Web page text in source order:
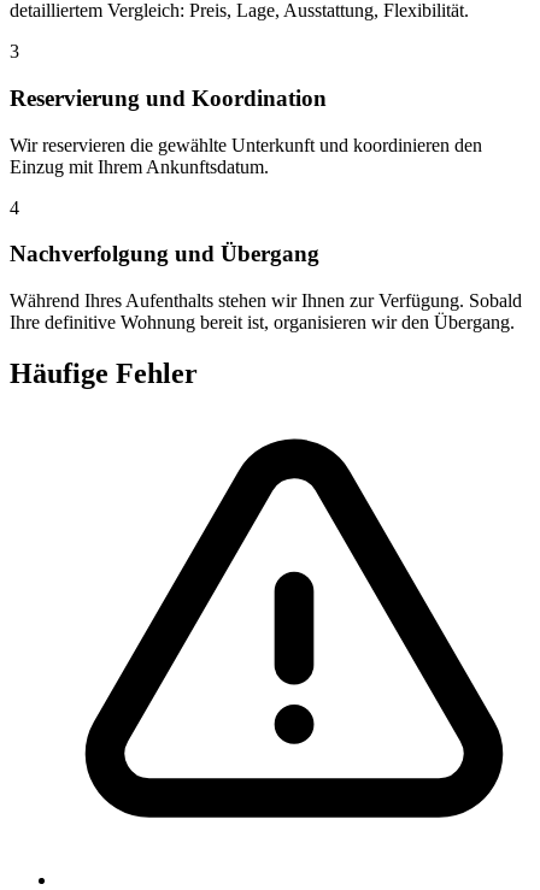
detailliertem Vergleich: Preis, Lage, Ausstattung, Flexibilität.
3
Reservierung und Koordination
Wir reservieren die gewählte Unterkunft und koordinieren den
Einzug mit Ihrem Ankunftsdatum.
4
Nachverfolgung und Übergang
Während Ihres Aufenthalts stehen wir Ihnen zur Verfügung. Sobald
Ihre definitive Wohnung bereit ist, organisieren wir den Übergang.
Häufige Fehler